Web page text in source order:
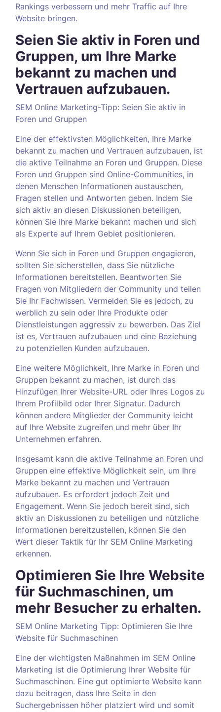
Rankings verbessern und mehr Traffic auf Ihre
Website bringen.
Seien Sie aktiv in Foren und
Gruppen, um Ihre Marke
bekannt zu machen und
Vertrauen aufzubauen.
SEM Online Marketing-Tipp: Seien Sie aktiv in
Foren und Gruppen
Eine der effektivsten Möglichkeiten, Ihre Marke
bekannt zu machen und Vertrauen aufzubauen, ist
die aktive Teilnahme an Foren und Gruppen. Diese
Foren und Gruppen sind Online-Communities, in
denen Menschen Informationen austauschen,
Fragen stellen und Antworten geben. Indem Sie
sich aktiv an diesen Diskussionen beteiligen,
können Sie Ihre Marke bekannt machen und sich
als Experte auf Ihrem Gebiet positionieren.
Wenn Sie sich in Foren und Gruppen engagieren,
sollten Sie sicherstellen, dass Sie nützliche
Informationen bereitstellen. Beantworten Sie
Fragen von Mitgliedern der Community und teilen
Sie Ihr Fachwissen. Vermeiden Sie es jedoch, zu
werblich zu sein oder Ihre Produkte oder
Dienstleistungen aggressiv zu bewerben. Das Ziel
ist es, Vertrauen aufzubauen und eine Beziehung
zu potenziellen Kunden aufzubauen.
Eine weitere Möglichkeit, Ihre Marke in Foren und
Gruppen bekannt zu machen, ist durch das
Hinzufügen Ihrer Website-URL oder Ihres Logos zu
Ihrem Profilbild oder Ihrer Signatur. Dadurch
können andere Mitglieder der Community leicht
auf Ihre Website zugreifen und mehr über Ihr
Unternehmen erfahren.
Insgesamt kann die aktive Teilnahme an Foren und
Gruppen eine effektive Möglichkeit sein, um Ihre
Marke bekannt zu machen und Vertrauen
aufzubauen. Es erfordert jedoch Zeit und
Engagement. Wenn Sie jedoch bereit sind, sich
aktiv an Diskussionen zu beteiligen und nützliche
Informationen bereitzustellen, können Sie den
Wert dieser Taktik für Ihr SEM Online Marketing
erkennen.
Optimieren Sie Ihre Website
für Suchmaschinen, um
mehr Besucher zu erhalten.
SEM Online Marketing Tipp: Optimieren Sie Ihre
Website für Suchmaschinen
Eine der wichtigsten Maßnahmen im SEM Online
Marketing ist die Optimierung Ihrer Website für
Suchmaschinen. Eine gut optimierte Website kann
dazu beitragen, dass Ihre Seite in den
Suchergebnissen höher platziert wird und somit